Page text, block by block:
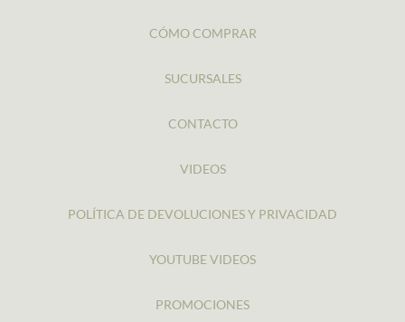
CÓMO COMPRAR
SUCURSALES
CONTACTO
VIDEOS
POLÍTICA DE DEVOLUCIONES Y PRIVACIDAD
YOUTUBE VIDEOS
PROMOCIONES